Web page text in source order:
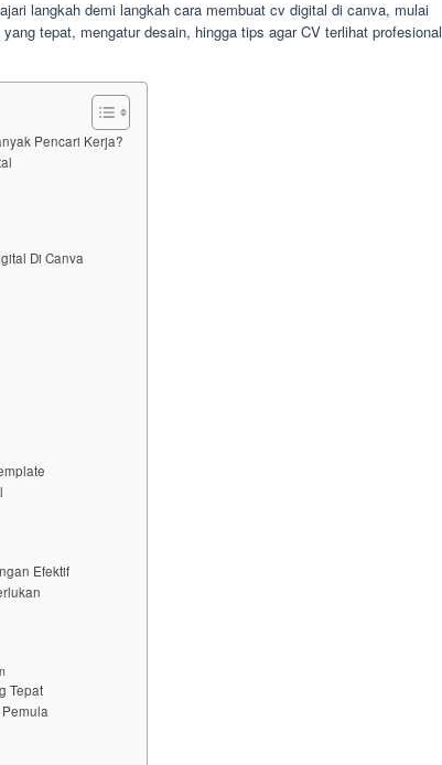
langkah demi langkah cara membuat cv digital di canva, mulai
tepat, mengatur desain, hingga tips agar CV terlihat profesional
Pencari Kerja?
Di Canva
Efektif
Tepat